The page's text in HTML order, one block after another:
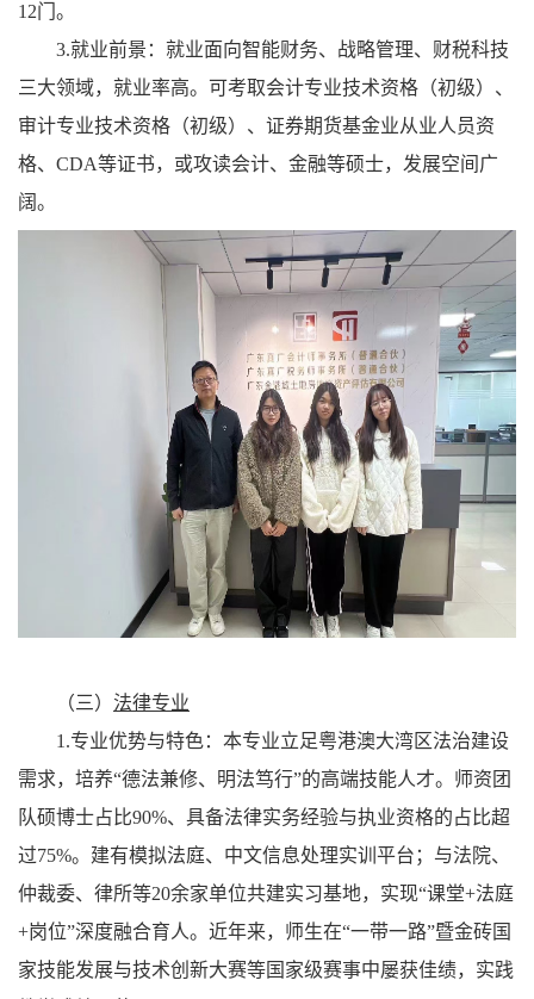
12门。
3.就业前景： 就业面向智能财务、战略管理、财税科技
三大领域，就业率高。可考取会计专业技术资格（初级）、
审计专业技术资格（初级）、证券期货基金业从业人员资
格、CDA等证书，或攻读会计、金融等硕士，发展空间广
阔。
（三） 法律专业
1.专业优势与特色： 本专业立足粤港澳大湾区法治建设
需求，培养“德法兼修、明法笃行”的高端技能人才。师资团
队硕博士占比90%、具备法律实务经验与执业资格的占比超
过75%。建有模拟法庭、中文信息处理实训平台；与法院、
仲裁委、律所等20余家单位共建实习基地，实现“课堂+法庭
+岗位”深度融合育人。近年来，师生在“一带一路”暨金砖国
家技能发展与技术创新大赛等国家级赛事中屡获佳绩，实践